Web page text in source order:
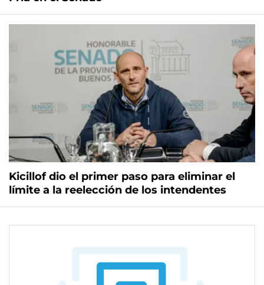
Kicillof dio el primer paso para eliminar el
límite a la reelección de los intendentes